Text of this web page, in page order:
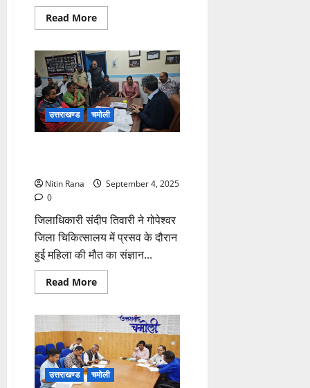
Read MoreRead
more
और
पारदर्शिता
पर
विशेष
ध्यान
देने
के
निर्देश
उत्तराखण्ड चमोली
Nitin Rana
September 4, 2025
0
जिलाधिकारी संदीप तिवारी ने गोपेश्वर
जिला चिकित्सालय में प्रसव के दौरान
हुई महिला की मौत का संज्ञान...
Read MoreRead
more
चिकित्सा
अधीक्षक
से
ली
घटना
की
विस्तृत
उत्तराखण्ड चमोली